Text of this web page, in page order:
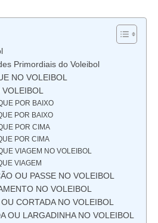
Primordiais do Voleibol
NO VOLEIBOL
POR BAIXO
POR BAIXO
POR CIMA
POR CIMA
VIAGEM NO VOLEIBOL
VIAGEM
OU PASSE NO VOLEIBOL
NO VOLEIBOL
CORTADA NO VOLEIBOL
OU LARGADINHA NO VOLEIBOL